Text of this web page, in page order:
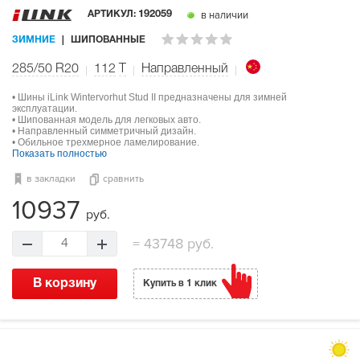
АРТИКУЛ: 192059 в наличии
ЗИМНИЕ ШИПОВАННЫЕ
285/50 R20 112 Направленный
• Шины iLink Wintervorhut Stud II предназначены для зимней
эксплуатации.
• Шипованная модель для легковых авто.
• Направленный симметричный дизайн.
• Обильное трехмерное ламелирование.
Показать полностью
в закладки сравнить
10937 руб.
4 = 43748 руб.
В корзину Купить в 1 клик